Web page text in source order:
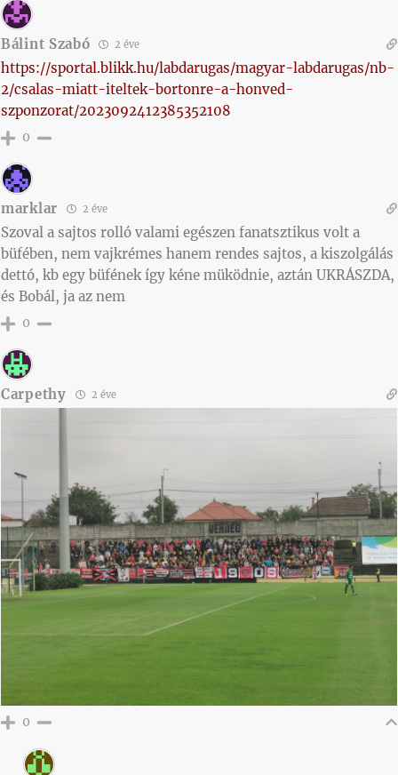
Bálint Szabó 2 éve
https://sportal.blikk.hu/labdarugas/magyar-labdarugas/nb-
2/csalas-miatt-iteltek-bortonre-a-honved-
szponzorat/2023092412385352108
0
marklar 2 éve
Szoval a sajtos rolló valami egészen fanatsztikus volt a
büfében, nem vajkrémes hanem rendes sajtos, a kiszolgálás
dettó, kb egy büfének így kéne müködnie, aztán UKRÁSZDA,
és Bobál, ja az nem
0
Carpethy 2 éve
0